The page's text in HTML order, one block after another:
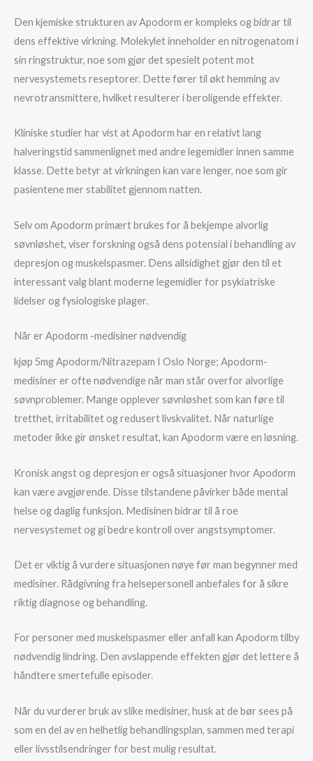
Den kjemiske strukturen av Apodorm er kompleks og bidrar til
dens effektive virkning. Molekylet inneholder en nitrogenatom i
sin ringstruktur, noe som gjør det spesielt potent mot
nervesystemets reseptorer. Dette fører til økt hemming av
nevrotransmittere, hvilket resulterer i beroligende effekter.
Kliniske studier har vist at Apodorm har en relativt lang
halveringstid sammenlignet med andre legemidler innen samme
klasse. Dette betyr at virkningen kan vare lenger, noe som gir
pasientene mer stabilitet gjennom natten.
Selv om Apodorm primært brukes for å bekjempe alvorlig
søvnløshet, viser forskning også dens potensial i behandling av
depresjon og muskelspasmer. Dens allsidighet gjør den til et
interessant valg blant moderne legemidler for psykiatriske
lidelser og fysiologiske plager.
Når er Apodorm -medisiner nødvendig
kjøp 5mg Apodorm/Nitrazepam I Oslo Norge; Apodorm-
medisiner er ofte nødvendige når man står overfor alvorlige
søvnproblemer. Mange opplever søvnløshet som kan føre til
tretthet, irritabilitet og redusert livskvalitet. Når naturlige
metoder ikke gir ønsket resultat, kan Apodorm være en løsning.
Kronisk angst og depresjon er også situasjoner hvor Apodorm
kan være avgjørende. Disse tilstandene påvirker både mental
helse og daglig funksjon. Medisinen bidrar til å roe
nervesystemet og gi bedre kontroll over angstsymptomer.
Det er viktig å vurdere situasjonen nøye før man begynner med
medisiner. Rådgivning fra helsepersonell anbefales for å sikre
riktig diagnose og behandling.
For personer med muskelspasmer eller anfall kan Apodorm tilby
nødvendig lindring. Den avslappende effekten gjør det lettere å
håndtere smertefulle episoder.
Når du vurderer bruk av slike medisiner, husk at de bør sees på
som en del av en helhetlig behandlingsplan, sammen med terapi
eller livsstilsendringer for best mulig resultat.